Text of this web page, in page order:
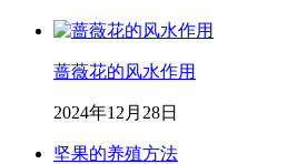
蔷薇花的风水作用
2024年12月28日
坚果的养殖方法